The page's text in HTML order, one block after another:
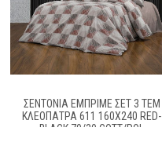
ΣΕΝΤΌΝΙΑ ΕΜΠΡΙΜΈ ΣΕΤ 3 ΤΕΜ
ΚΛΕΟΠΆΤΡΑ 611 160X240 RED-
BLACK 70/30 COTT/POL